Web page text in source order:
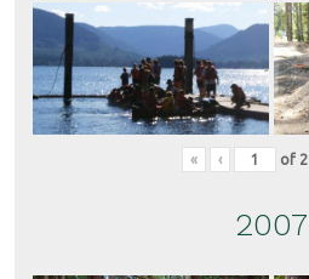
« ‹ of 2
2007